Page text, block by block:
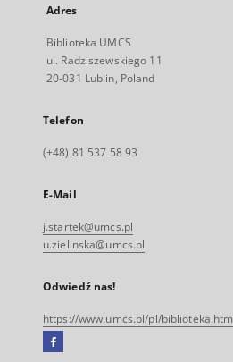
Adres
Biblioteka UMCS
ul. Radziszewskiego 11
20-031 Lublin, Poland
Telefon
(+48) 81 537 58 93
E-Mail
j.startek@umcs.pl
u.zielinska@umcs.pl
Odwiedź nas!
https://www.umcs.pl/pl/biblioteka.htm
Facebook